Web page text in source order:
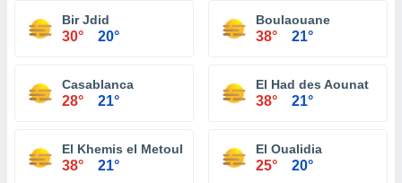
Bir Jdid
30° 20°
Boulaouane
38° 21°
Casablanca
28° 21°
El Had des Aounat
38° 21°
El Khemis el Metouh
38° 21°
El Oualidia
25° 20°